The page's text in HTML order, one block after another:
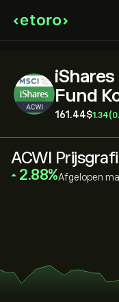
iShares
Fund
161.44‎$‎1.34
ACWI
‎2.88‎ Afgelopen